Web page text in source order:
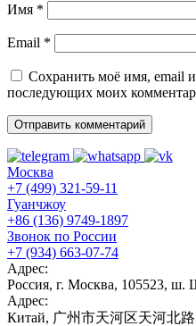
Имя *
Email *
Сохранить моё имя, email и
последующих моих
Москва
+7 (499) 321-59-11
Гуанчжоу
+86 (136) 9749-1897
Звонок по России
+7 (934) 663-07-74
Адрес:
Россия, г. Москва, 105523, ш.
Адрес:
Китай, 广州市天河区天河北